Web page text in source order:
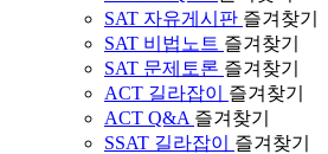
SAT 자유게시판 즐겨찾기
SAT 비법노트 즐겨찾기
SAT 문제토론 즐겨찾기
ACT 길라잡이
즐겨찾기
ACT Q&A 즐겨찾기
SSAT 길라잡이
즐겨찾기